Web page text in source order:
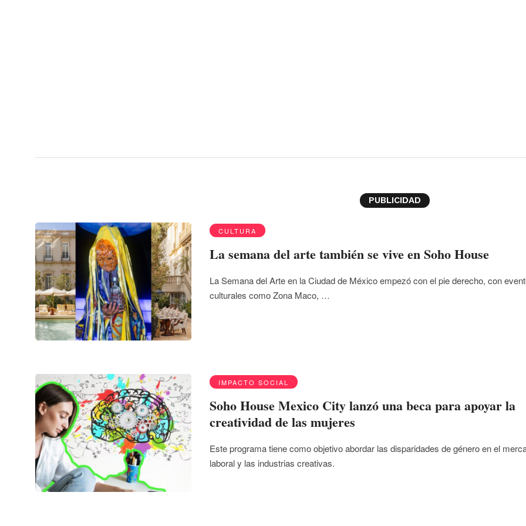
PUBLICIDAD
CULTURA
La semana del arte también se vive en Soho House
La Semana del Arte en la Ciudad de México empezó con el pie derecho, con
culturales como Zona Maco, …
IMPACTO SOCIAL
Soho House Mexico City lanzó una beca para apoyar la
creatividad de las mujeres
Este programa tiene como objetivo abordar las disparidades de género en el
laboral y las industrias creativas.